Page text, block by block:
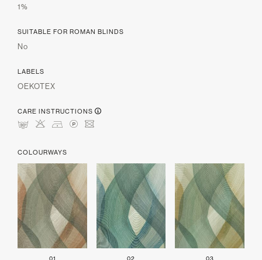
1%
SUITABLE FOR ROMAN BLINDS
No
LABELS
OEKOTEX
CARE INSTRUCTIONS
mHDLU
COLOURWAYS